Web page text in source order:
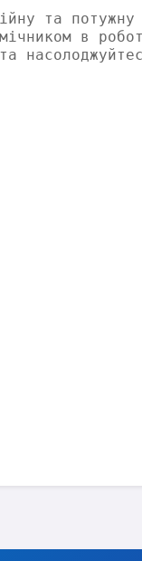
та потужну
в